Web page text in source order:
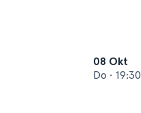
08 Okt
Do • 19:30